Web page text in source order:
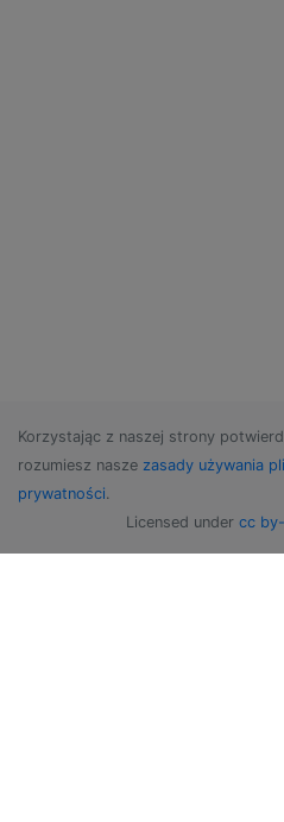
Korzystając z naszej strony
rozumiesz nasze zasady używania
prywatności.
Licensed under cc